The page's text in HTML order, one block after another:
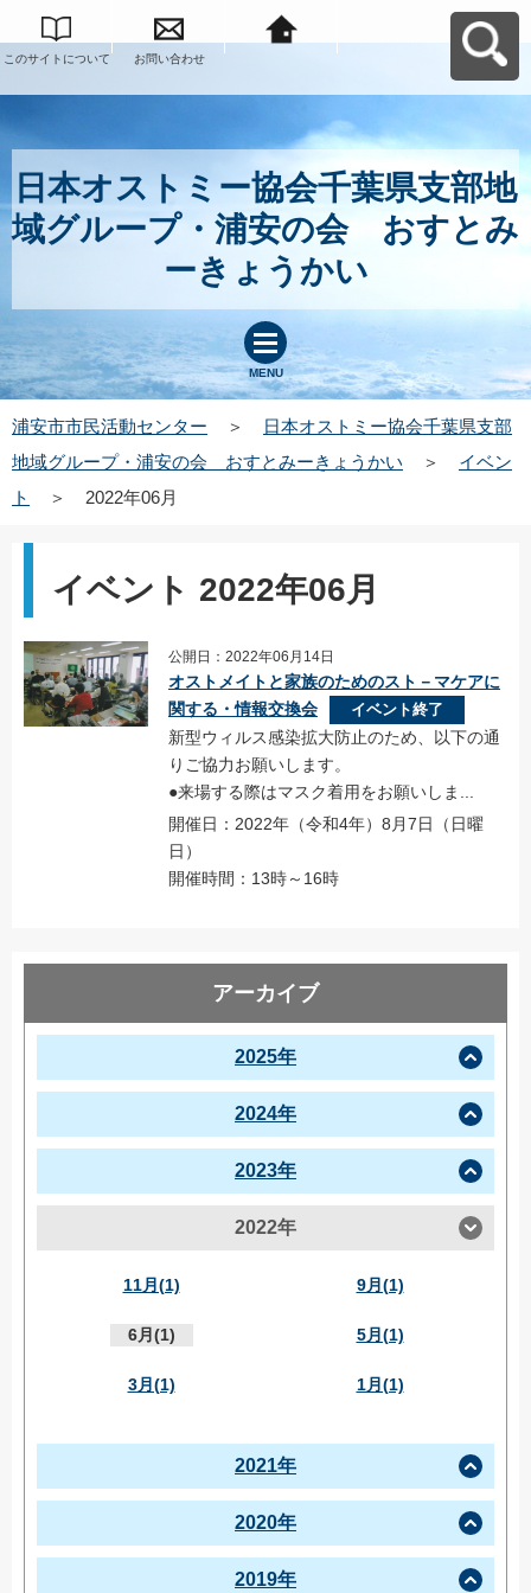
このサイトについて お問い合わせ
日本オストミー協会千葉県支部地
域グループ・浦安の会 おすとみ
ーきょうかい
MENU
浦安市市民活動センター ＞
日本オストミー協会千葉県支部
地域グループ・浦安の会 おすとみーきょうかい
＞
イベン
ト
＞ 2022年06月
イベント 2022年06月
公開日：2022年06月14日
オストメイトと家族のためのスト－マケアに
関する・情報交換会
イベント終了
新型ウィルス感染拡大防止のため、以下の通
りご協力お願いします。
●来場する際はマスク着用をお願いしま...
開催日：2022年（令和4年）8月7日（日曜
日）
開催時間：13時～16時
アーカイブ
2025年
2024年
2023年
2022年
11月(1) 9月(1)
6月(1) 5月(1)
3月(1) 1月(1)
2021年
2020年
2019年